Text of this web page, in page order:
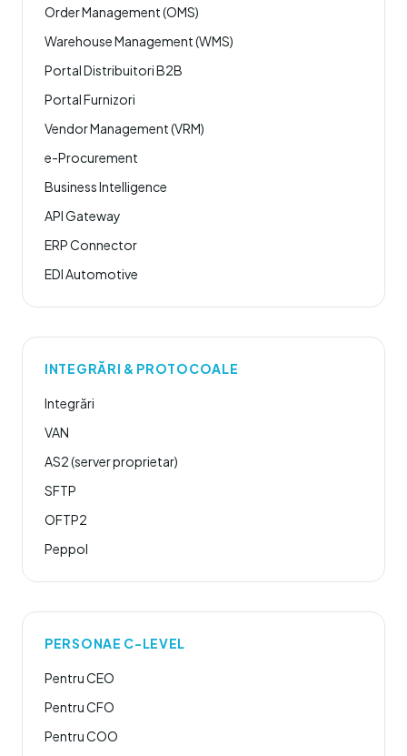
Order Management (OMS)
Warehouse Management (WMS)
Portal Distribuitori B2B
Portal Furnizori
Vendor Management (VRM)
e-Procurement
Business Intelligence
API Gateway
ERP Connector
EDI Automotive
INTEGRĂRI & PROTOCOALE
Integrări
VAN
AS2 (server proprietar)
SFTP
OFTP2
Peppol
PERSONAE C-LEVEL
Pentru CEO
Pentru CFO
Pentru COO